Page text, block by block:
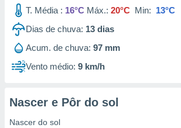
T. Média : 16°C Máx.: 20°C Min: 13°C
Dias de chuva: 13 dias
Acum. de chuva: 97 mm
Vento médio: 9 km/h
Nascer e Pôr do sol
Nascer do sol